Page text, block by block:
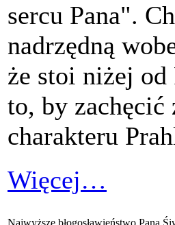
sercu Pana".
nadrzędną
że stoi niżej od
to, by zachęcić
charakteru
Więcej…